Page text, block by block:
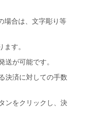
場合は、文字彫り等
す。
送が可能です。
決済に対しての手数
ンをクリックし、決